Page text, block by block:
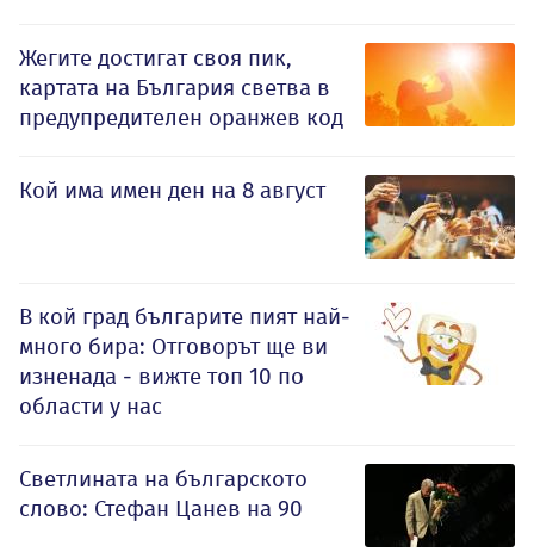
Жегите достигат своя пик,
картата на България светва в
предупредителен оранжев код
Кой има имен ден на 8 август
В кой град българите пият най-
много бира: Отговорът ще ви
изненада - вижте топ 10 по
области у нас
Светлината на българското
слово: Стефан Цанев на 90